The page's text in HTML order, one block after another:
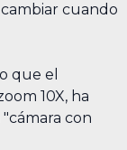
cuando
que el
10X, ha
con